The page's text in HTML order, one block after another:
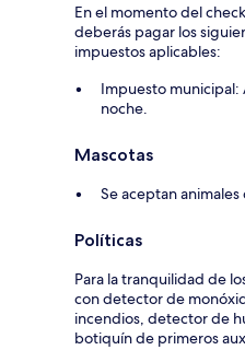
En el momento del
deberás pagar los
impuestos aplicables:
Impuesto municipal:
noche.
Mascotas
Se aceptan
Políticas
Para la tranquilidad de
con detector de
incendios, detector de
botiquín de primeros